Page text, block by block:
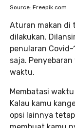
Source: Freepik.com
Aturan makan di
dilakukan.
penularan
saja.
waktu.
Membatasi
Kalau kamu
opsi lainnya